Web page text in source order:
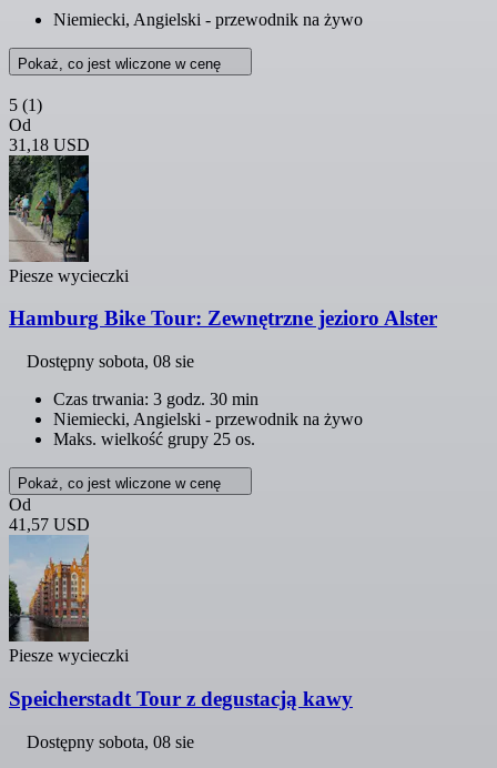
Niemiecki, Angielski - przewodnik na żywo
Pokaż, co jest wliczone w cenę
5 (1)
Od
31,18 USD
Piesze wycieczki
Hamburg Bike Tour: Zewnętrzne jezioro Alster
Dostępny sobota, 08 sie
Czas trwania: 3 godz. 30 min
Niemiecki, Angielski - przewodnik na żywo
Maks. wielkość grupy 25 os.
Pokaż, co jest wliczone w cenę
Od
41,57 USD
Piesze wycieczki
Speicherstadt Tour z degustacją kawy
Dostępny sobota, 08 sie